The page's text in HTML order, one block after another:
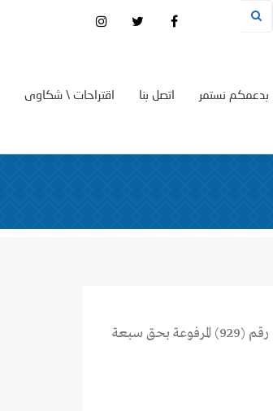
اقتراحات \ شكاوى اتصل بنا بدعمكم نستمر
حكم قاضي الفرد العسكري الرابع في دمشق اليوم الثلاثاء 11-09- 2012 على المتهمين في الدعوى رقم (929) المرفوعة بحق سبعة